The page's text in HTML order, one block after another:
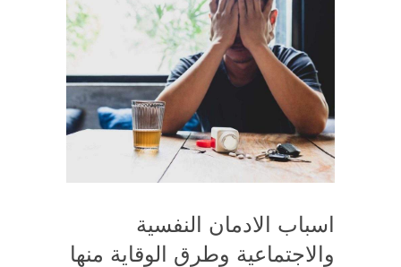
اسباب الادمان النفسية
والاجتماعية وطرق الوقاية منها